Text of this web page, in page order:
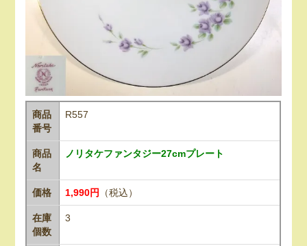
商品
番号
R557
商品
名
ノリタケファンタジー27cmプレート
価格 1,990円 （税込）
在庫
個数
3